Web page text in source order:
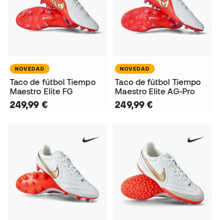
NOVEDAD
Taco de fútbol Tiempo
Maestro Elite FG
249,99 €
NOVEDAD
Taco de fútbol Tiempo
Maestro Elite AG-Pro
249,99 €